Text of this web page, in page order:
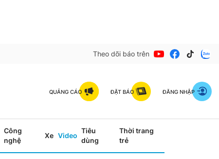
Theo dõi báo trên
QUẢNG CÁO ĐẶT BÁO ĐĂNG NHẬP
Công
nghệ
Xe Video
Tiêu
dùng
Thời trang
trẻ